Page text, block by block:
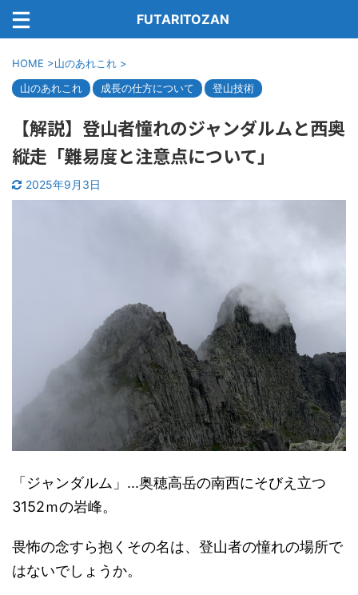
FUTARITOZAN
HOME >山のあれこれ >
山のあれこれ
成長の仕方について 登山技術
【解説】登山者憧れのジャンダルムと西奥
縦走「難易度と注意点について」
2025年9月3日
「ジャンダルム」...奥穂高岳の南西にそびえ立つ
3152ｍの岩峰。
畏怖の念すら抱くその名は、登山者の憧れの場所で
はないでしょうか。